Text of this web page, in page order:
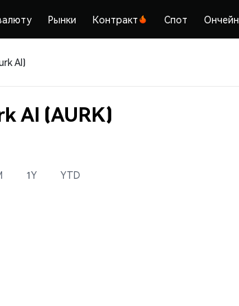
Рынки Контракт Спот Ончейн
AI)
AI (AURK)
1Y YTD